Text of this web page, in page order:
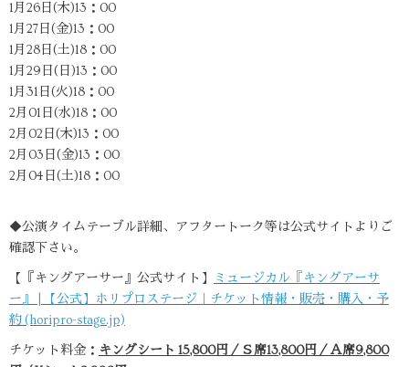
1月26日(木)13：00
1月27日(金)13：00
1月28日(土)18：00
1月29日(日)13：00
1月31日(火)18：00
2月01日(水)18：00
2月02日(木)13：00
2月03日(金)13：00
2月04日(土)18：00
◆公演タイムテーブル詳細、アフタートーク等は公式サイトよりご
確認下さい。
【『キングアーサー』公式サイト】
ミュージカル『キングアーサ
ー』 | 【公式】ホリプロステージ｜チケット情報・販売・購入・予
約 (horipro-stage.jp)
チケット料金： キングシート 15,800円／Ｓ席13,800円／Ａ席9,800